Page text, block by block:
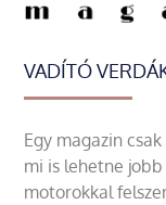
VADÍTÓ
Egy magazin
mi is lehetne
motorokkal